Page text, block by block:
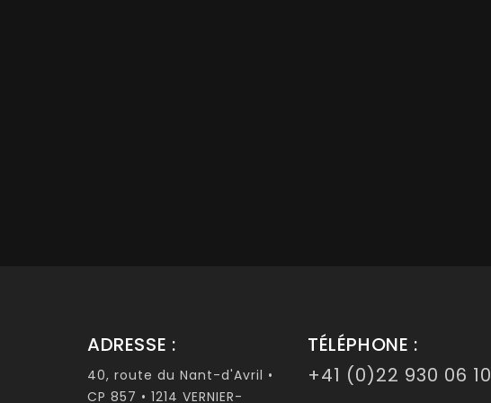
ADRESSE :
40, route du Nant-d'Avril •
CP 857 • 1214 VERNIER-
TÉLÉPHONE :
+41 (0)22 930 06 10